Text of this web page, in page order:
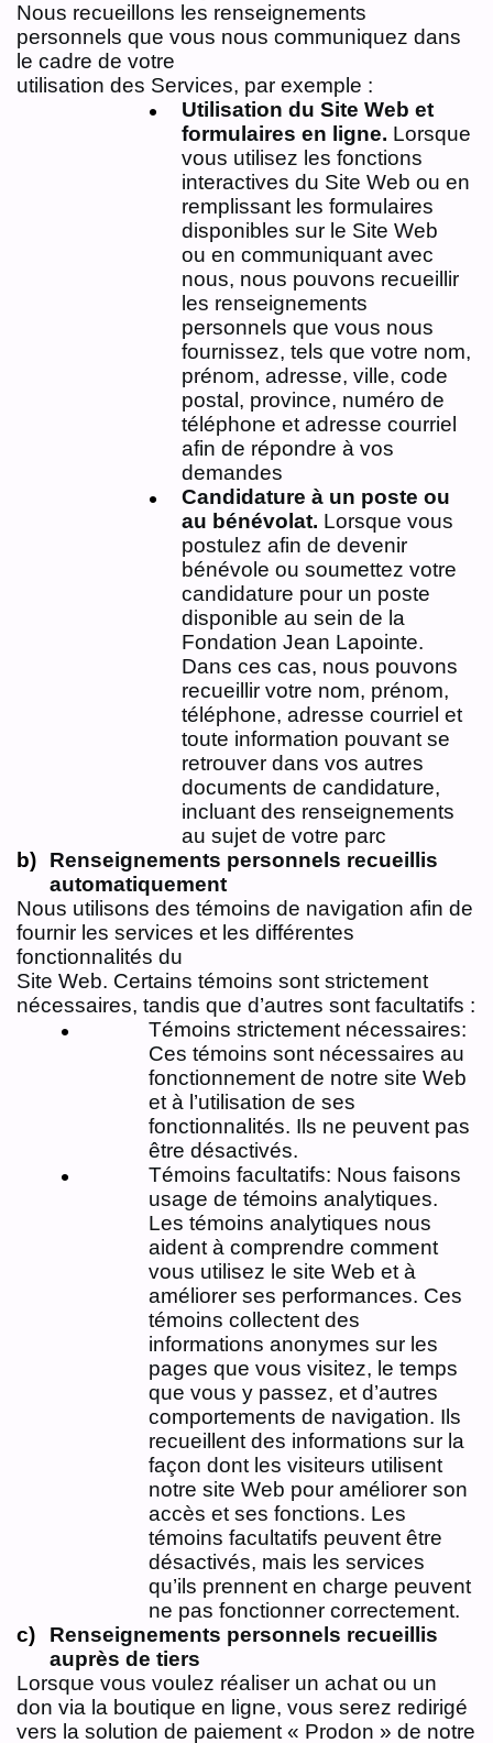
Nous recueillons les renseignements
personnels que vous nous communiquez dans
le cadre de votre
utilisation des Services, par exemple :
Utilisation du Site Web et
formulaires en ligne. Lorsque
vous utilisez les fonctions
interactives du Site Web ou en
remplissant les formulaires
disponibles sur le Site Web
ou en communiquant avec
nous, nous pouvons recueillir
les renseignements
personnels que vous nous
fournissez, tels que votre nom,
prénom, adresse, ville, code
postal, province, numéro de
téléphone et adresse courriel
afin de répondre à vos
demandes
Candidature à un poste ou
au bénévolat. Lorsque vous
postulez afin de devenir
bénévole ou soumettez votre
candidature pour un poste
disponible au sein de la
Fondation Jean Lapointe.
Dans ces cas, nous pouvons
recueillir votre nom, prénom,
téléphone, adresse courriel et
toute information pouvant se
retrouver dans vos autres
documents de candidature,
incluant des renseignements
au sujet de votre parc
Renseignements personnels recueillis
automatiquement
Nous utilisons des témoins de navigation afin de
fournir les services et les différentes
fonctionnalités du
Site Web. Certains témoins sont strictement
nécessaires, tandis que d’autres sont facultatifs :
Témoins strictement nécessaires:
Ces témoins sont nécessaires au
fonctionnement de notre site Web
et à l’utilisation de ses
fonctionnalités. Ils ne peuvent pas
être désactivés.
Témoins facultatifs: Nous faisons
usage de témoins analytiques.
Les témoins analytiques nous
aident à comprendre comment
vous utilisez le site Web et à
améliorer ses performances. Ces
témoins collectent des
informations anonymes sur les
pages que vous visitez, le temps
que vous y passez, et d’autres
comportements de navigation. Ils
recueillent des informations sur la
façon dont les visiteurs utilisent
notre site Web pour améliorer son
accès et ses fonctions. Les
témoins facultatifs peuvent être
désactivés, mais les services
qu’ils prennent en charge peuvent
ne pas fonctionner correctement.
Renseignements personnels recueillis
auprès de tiers
Lorsque vous voulez réaliser un achat ou un
don via la boutique en ligne, vous serez redirigé
vers la solution de paiement « Prodon » de notre